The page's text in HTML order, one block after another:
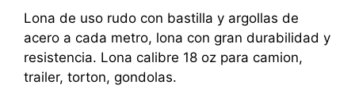
Lona de uso rudo con bastilla y argollas de
acero a cada metro, lona con gran durabilidad y
resistencia. Lona calibre 18 oz para camion,
trailer, torton, gondolas.